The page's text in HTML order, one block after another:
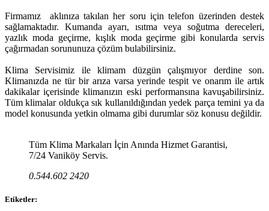
Firmamız aklınıza takılan her soru için telefon üzerinden destek
sağlamaktadır. Kumanda ayarı, ısıtma veya soğutma dereceleri,
yazlık moda geçirme, kışlık moda geçirme gibi konularda servis
çağırmadan sorununuza çözüm bulabilirsiniz.
Klima Servisimiz ile klimam düzgün çalışmıyor derdine son.
Klimanızda ne tür bir arıza varsa yerinde tespit ve onarım ile artık
dakikalar içerisinde klimanızın eski performansına kavuşabilirsiniz.
Tüm klimalar oldukça sık kullanıldığından yedek parça temini ya da
model konusunda yetkin olmama gibi durumlar söz konusu değildir.
Tüm Klima Markaları İçin Anında Hizmet Garantisi,
7/24 Vaniköy Servis.
0.544.602 2420
Etiketler: